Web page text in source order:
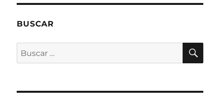
e
v
t
u
BUSCAR
Buscar
por: